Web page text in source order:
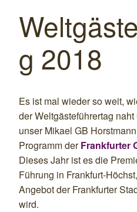
g 2018
Es ist mal wieder so weit,
der Weltgästeführertag
unser Mikael GB
Programm derFrankfurter
Dieses Jahr ist es die
Führung in Frankfurt-
Angebot der Frankfurter
wird.